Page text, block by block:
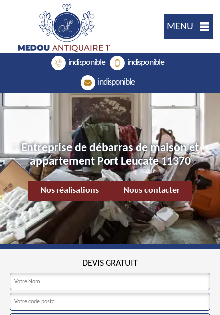
MENU
indisponible indisponible
indisponible
Entreprise de débarras de maison et
appartement Port Leucate 11370
Nos réalisations Nous contacter
DEVIS GRATUIT